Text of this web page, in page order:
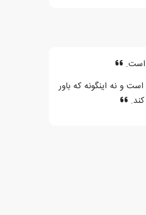
است.
و نه اینگونه که باور